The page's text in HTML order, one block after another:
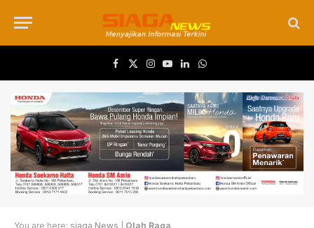
Facebook
X (Twitter)
Instagram
YouTube
LinkedInWhatsApp
You are here: siaga News Olah Raga